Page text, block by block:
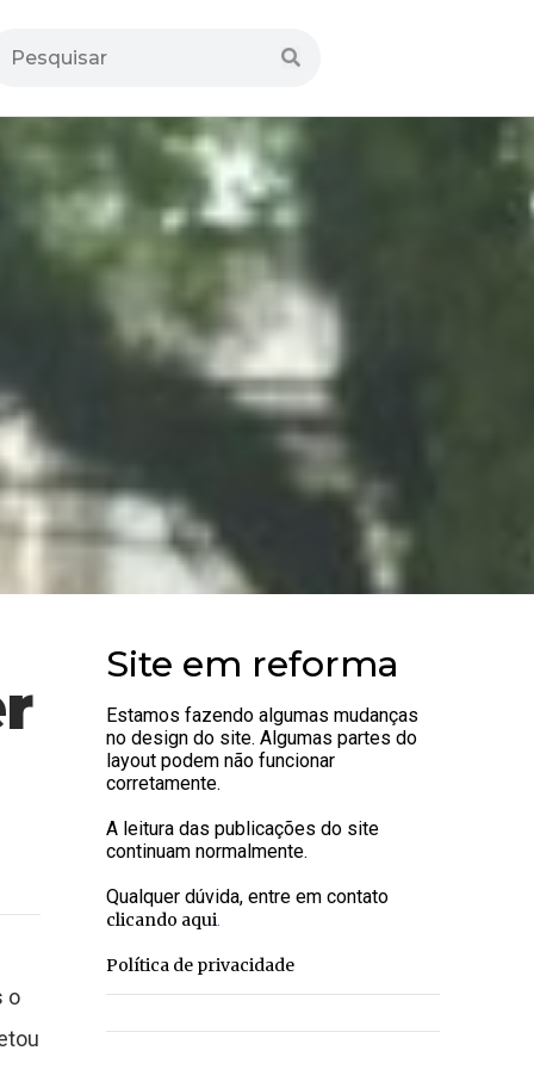
o
Site em reforma
Estamos fazendo algumas mudanças
no design do site. Algumas partes do
layout podem não funcionar
corretamente.
A leitura das publicações do site
continuam normalmente.
Qualquer dúvida, entre em contato
clicando aqui.
Política de privacidade